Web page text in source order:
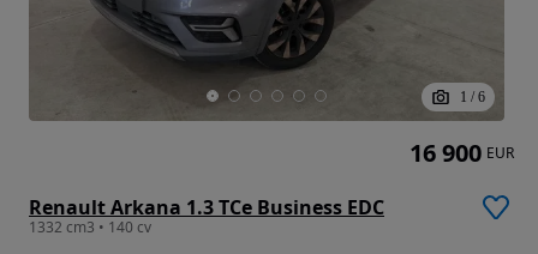
1 / 6
Renault Arkana 1.3 TCe Business EDC
1332 cm3 • 140 cv
16 900 EUR